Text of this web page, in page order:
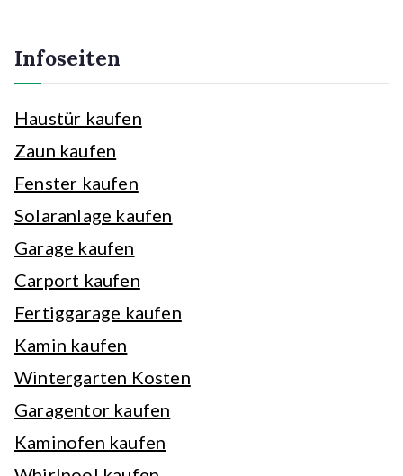
Infoseiten
Haustür kaufen
Zaun kaufen
Fenster kaufen
Solaranlage kaufen
Garage kaufen
Carport kaufen
Fertiggarage kaufen
Kamin kaufen
Wintergarten Kosten
Garagentor kaufen
Kaminofen kaufen